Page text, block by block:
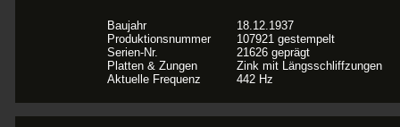
Baujahr
18.12.1937
Produktionsnummer
107921 gestempelt
Serien-Nr.
21626 geprägt
Platten & Zungen
Zink mit Längsschliffzungen
Aktuelle Frequenz
442 Hz